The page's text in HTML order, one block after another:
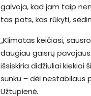
galvoja, kad jam taip
tas pats, kas rūkyti,
„Klimatas keičiasi,
daugiau gaisrų
išsiskiria didžiuliai
sunku – dėl nestabilaus
Užtupienė.